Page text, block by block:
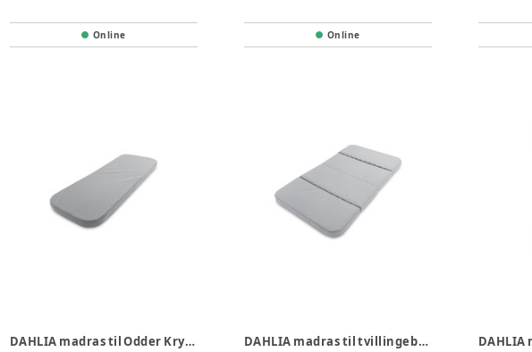
Online Online
DAHLIA madras til Odder Krybbe & Odder Jumbo DAHLIA madras til tvillingebarnevogn, 2-delt